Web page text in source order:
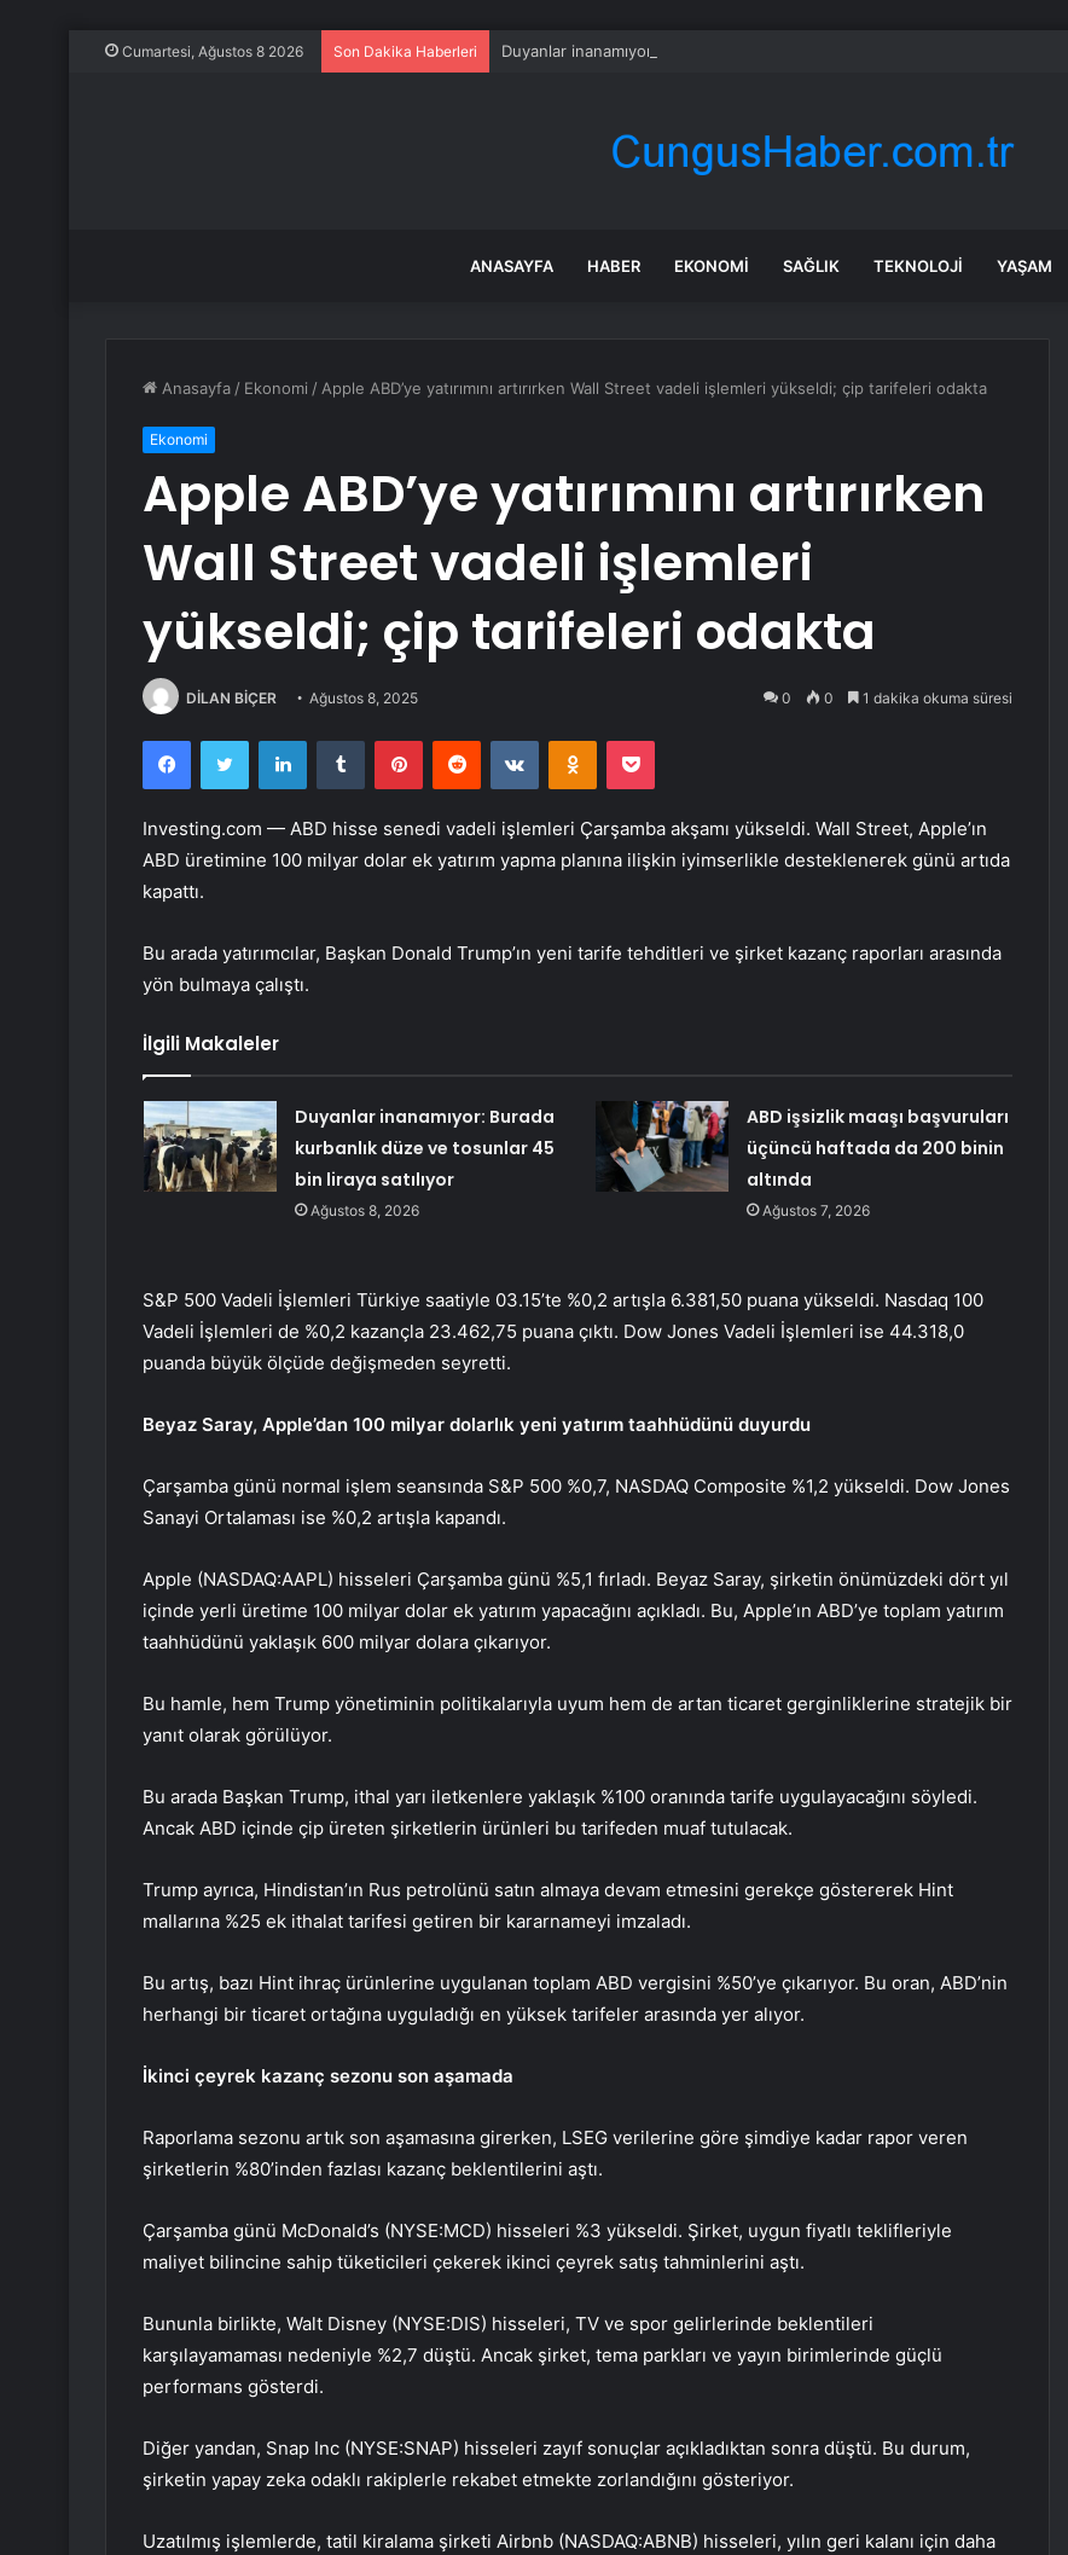
Cumartesi, Ağustos 8 2026 Son Dakika Haberleri Duyanlar inanamıyor: Burada kurbanlık düze ve tosunlar 45 bin liraya satılıyor
ANASAYFA HABER EKONOMI SAĞLIK TEKNOLOJI YAŞAM
Anasayfa / Ekonomi / Apple ABD’ye yatırımını artırırken Wall Street vadeli işlemleri yükseldi; çip tarifeleri odakta
Ekonomi
Apple ABD’ye yatırımını artırırken
Wall Street vadeli işlemleri
yükseldi; çip tarifeleri odakta
DİLAN BİÇER Ağustos 8, 2025 0 0 1 dakika okuma süresi
FacebookTwitter LinkedInTumblr PinterestReddit VKontakteOdnoklassniki
Pocket
Investing.com — ABD hisse senedi vadeli işlemleri Çarşamba akşamı yükseldi. Wall Street, Apple’ın
ABD üretimine 100 milyar dolar ek yatırım yapma planına ilişkin iyimserlikle desteklenerek günü artıda
kapattı.
Bu arada yatırımcılar, Başkan Donald Trump’ın yeni tarife tehditleri ve şirket kazanç raporları arasında
yön bulmaya çalıştı.
İlgili Makaleler
Duyanlar inanamıyor: Burada
kurbanlık düze ve tosunlar 45
bin liraya satılıyor
Ağustos 8, 2026
ABD işsizlik maaşı başvuruları
üçüncü haftada da 200 binin
altında
Ağustos 7, 2026
S&P 500 Vadeli İşlemleri Türkiye saatiyle 03.15’te %0,2 artışla 6.381,50 puana yükseldi. Nasdaq 100
Vadeli İşlemleri de %0,2 kazançla 23.462,75 puana çıktı. Dow Jones Vadeli İşlemleri ise 44.318,0
puanda büyük ölçüde değişmeden seyretti.
Beyaz Saray, Apple’dan 100 milyar dolarlık yeni yatırım taahhüdünü duyurdu
Çarşamba günü normal işlem seansında S&P 500 %0,7, NASDAQ Composite %1,2 yükseldi. Dow Jones
Sanayi Ortalaması ise %0,2 artışla kapandı.
Apple (NASDAQ:AAPL) hisseleri Çarşamba günü %5,1 fırladı. Beyaz Saray, şirketin önümüzdeki dört yıl
içinde yerli üretime 100 milyar dolar ek yatırım yapacağını açıkladı. Bu, Apple’ın ABD’ye toplam yatırım
taahhüdünü yaklaşık 600 milyar dolara çıkarıyor.
Bu hamle, hem Trump yönetiminin politikalarıyla uyum hem de artan ticaret gerginliklerine stratejik bir
yanıt olarak görülüyor.
Bu arada Başkan Trump, ithal yarı iletkenlere yaklaşık %100 oranında tarife uygulayacağını söyledi.
Ancak ABD içinde çip üreten şirketlerin ürünleri bu tarifeden muaf tutulacak.
Trump ayrıca, Hindistan’ın Rus petrolünü satın almaya devam etmesini gerekçe göstererek Hint
mallarına %25 ek ithalat tarifesi getiren bir kararnameyi imzaladı.
Bu artış, bazı Hint ihraç ürünlerine uygulanan toplam ABD vergisini %50’ye çıkarıyor. Bu oran, ABD’nin
herhangi bir ticaret ortağına uyguladığı en yüksek tarifeler arasında yer alıyor.
İkinci çeyrek kazanç sezonu son aşamada
Raporlama sezonu artık son aşamasına girerken, LSEG verilerine göre şimdiye kadar rapor veren
şirketlerin %80’inden fazlası kazanç beklentilerini aştı.
Çarşamba günü McDonald’s (NYSE:MCD) hisseleri %3 yükseldi. Şirket, uygun fiyatlı teklifleriyle
maliyet bilincine sahip tüketicileri çekerek ikinci çeyrek satış tahminlerini aştı.
Bununla birlikte, Walt Disney (NYSE:DIS) hisseleri, TV ve spor gelirlerinde beklentileri
karşılayamaması nedeniyle %2,7 düştü. Ancak şirket, tema parkları ve yayın birimlerinde güçlü
performans gösterdi.
Diğer yandan, Snap Inc (NYSE:SNAP) hisseleri zayıf sonuçlar açıkladıktan sonra düştü. Bu durum,
şirketin yapay zeka odaklı rakiplerle rekabet etmekte zorlandığını gösteriyor.
Uzatılmış işlemlerde, tatil kiralama şirketi Airbnb (NASDAQ:ABNB) hisseleri, yılın geri kalanı için daha